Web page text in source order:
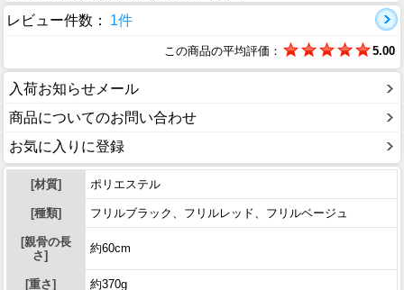
レビュー件数：
1件
この商品の平均評価： 5.00
入荷お知らせメール
商品についてのお問い合わせ
お気に入りに登録
[材質] ポリエステル
[種類] フリルブラック、フリルレッド、フリルベージュ
[親骨の長
さ]
約60cm
[重さ] 約370g